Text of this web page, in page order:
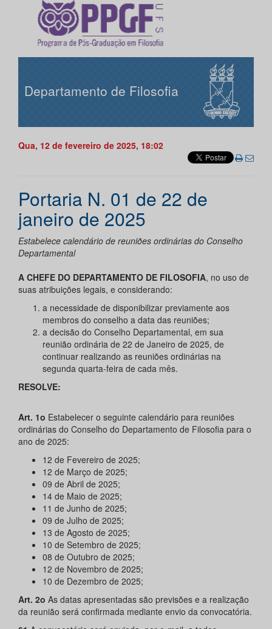
Departamento de Filosofia
Qua, 12 de fevereiro de 2025, 18:02
Portaria N. 01 de 22 de
janeiro de 2025
Estabelece calendário de reuniões ordinárias do Conselho
Departamental
A CHEFE DO DEPARTAMENTO DE FILOSOFIA, no uso de
suas atribuições legais, e considerando:
a necessidade de disponibilizar previamente aos
membros do conselho a data das reuniões;
a decisão do Conselho Departamental, em sua
reunião ordinária de 22 de Janeiro de 2025, de
continuar realizando as reuniões ordinárias na
segunda quarta-feira de cada mês.
RESOLVE:
Art. 1o Estabelecer o seguinte calendário para reuniões
ordinárias do Conselho do Departamento de Filosofia para o
ano de 2025:
12 de Fevereiro de 2025;
12 de Março de 2025;
09 de Abril de 2025;
14 de Maio de 2025;
11 de Junho de 2025;
09 de Julho de 2025;
13 de Agosto de 2025;
10 de Setembro de 2025;
08 de Outubro de 2025;
12 de Novembro de 2025;
10 de Dezembro de 2025;
Art. 2o As datas apresentadas são previsões e a realização
da reunião será confirmada mediante envio da convocatória.